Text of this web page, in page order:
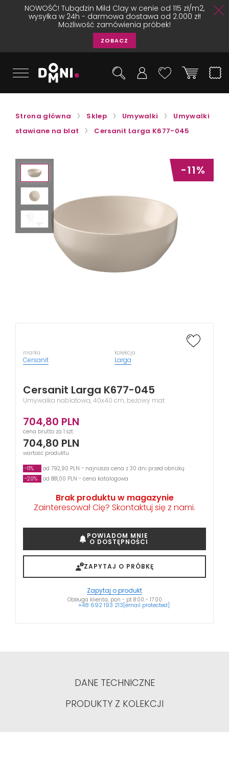
NOWOŚĆ! Tubądzin Mild Clay w cenie od 115 zł/m2,
wysyłka w 24h - darmowa dostawa od 2.000 zł!
Możliwość zamówienia próbek!
ZOBACZ
Strona główna Sklep Umywalki
Umywalki
stawiane na blat
Cersanit Larga K677-045
-11%
marka
Cersanit
kolekcja
Larga
Cersanit Larga K677-045
Umywalka nablatowa, 40x40 cm, beżowy mat
704,80 PLN
cena brutto za 1 szt.
704,80 PLN
wartość produktu
-11%
od 792,90 PLN - najniższa cena z 30 dni przed obniżką
-20%
od 881,00 PLN - cena katalogowa
Brak produktu w magazynie
Zainteresował Cię? Skontaktuj się z nami.
POWIADOM MNIE
O DOSTĘPNOŚCI
ZAPYTAJ O PRÓBKĘ
Zapytaj o produkt
Obsługa klienta, pon - pt 8:00 - 17:00
+48 692 193 213[email protected]
DANE TECHNICZNE
PRODUKTY Z KOLEKCJI